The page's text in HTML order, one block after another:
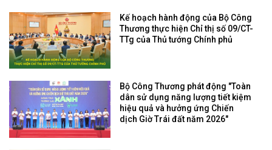
Kế hoạch hành động của Bộ Công
Thương thực hiện Chỉ thị số 09/CT-
TTg của Thủ tướng Chính phủ
Bộ Công Thương phát động "Toàn
dân sử dụng năng lượng tiết kiệm
hiệu quả và hưởng ứng Chiến
dịch Giờ Trái đất năm 2026"